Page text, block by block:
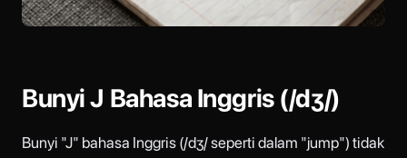
Bunyi J Bahasa Inggris (/dʒ/)
Bunyi "J" bahasa Inggris (/dʒ/ seperti dalam "jump") tidak